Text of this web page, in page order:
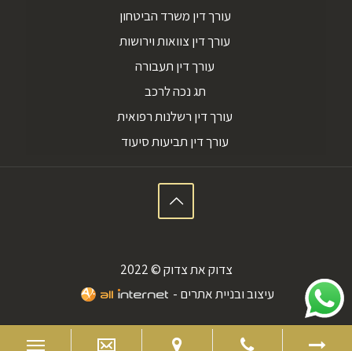
עורך דין משרד הביטחון
עורך דין צוואות וירושות
עורך דין תעבורה
תג נכה לרכב
עורך דין רשלנות רפואית
עורך דין תביעות סיעוד
צדוק את צדוק © 2022
עיצוב ובניית אתרים -